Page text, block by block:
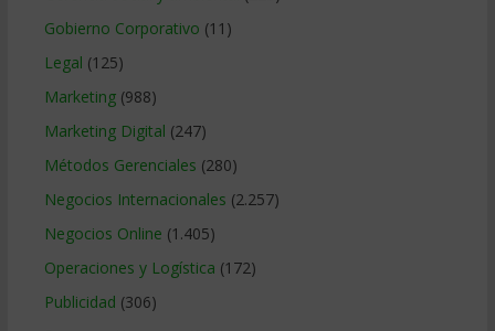
Gobierno Corporativo (11)
Legal (125)
Marketing(988)
Marketing Digital (247)
Métodos Gerenciales (280)
Negocios Internacionales (2.257)
Negocios Online (1.405)
Operaciones y Logística (172)
Publicidad (306)